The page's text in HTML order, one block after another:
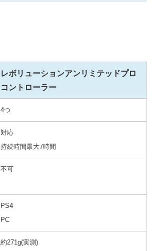
レボリューションアンリミテッドプロ
コントローラー
レボリューションアンリミテッドプロ
コントローラー
4つ
対応
持続時間最大7時間
不可
PS4
PC
約271g(実測)